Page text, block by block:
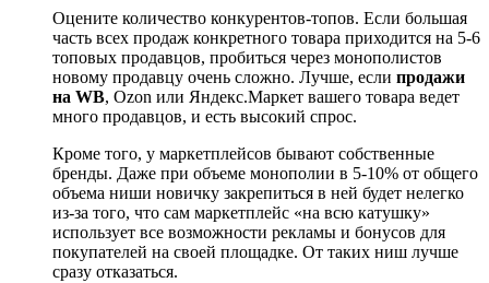
Оцените количество конкурентов-топов. Если большая
часть всех продаж конкретного товара приходится на 5-6
топовых продавцов, пробиться через монополистов
новому продавцу очень сложно. Лучше, если продажи
на WB, Ozon или Яндекс.Маркет вашего товара ведет
много продавцов, и есть высокий спрос.
Кроме того, у маркетплейсов бывают собственные
бренды. Даже при объеме монополии в 5-10% от общего
объема ниши новичку закрепиться в ней будет нелегко
из-за того, что сам маркетплейс «на всю катушку»
использует все возможности рекламы и бонусов для
покупателей на своей площадке. От таких ниш лучше
сразу отказаться.